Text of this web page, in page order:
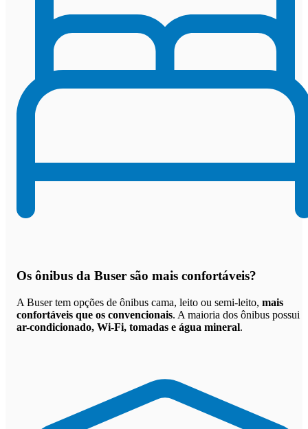
Os ônibus da Buser são mais confortáveis?
A Buser tem opções de ônibus cama, leito ou semi-leito, mais
confortáveis que os convencionais. A maioria dos ônibus possui
ar-condicionado, Wi-Fi, tomadas e água mineral.